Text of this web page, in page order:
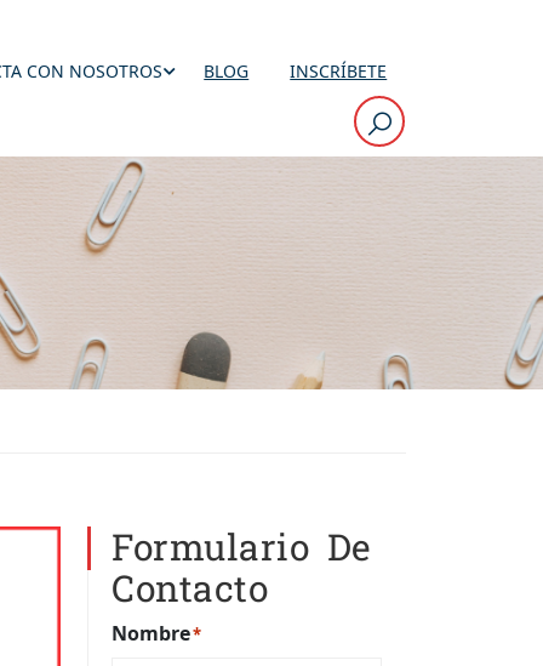
CON NOSOTROS BLOG INSCRÍBETE
Formulario De
Contacto
Nombre*